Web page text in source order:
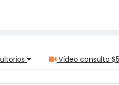
Vídeo consulta